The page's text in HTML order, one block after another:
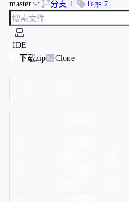
master 分支 1 Tags 7
IDE
下载zip
Clone